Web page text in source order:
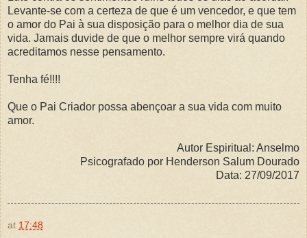
Levante-se com a certeza de que é um vencedor, e que tem
o amor do Pai à sua disposição para o melhor dia de sua
vida. Jamais duvide de que o melhor sempre virá quando
acreditamos nesse pensamento.
Tenha fé!!!!
Que o Pai Criador possa abençoar a sua vida com muito
amor.
Autor Espiritual: Anselmo
Psicografado por Henderson Salum Dourado
Data: 27/09/2017
at 17:48